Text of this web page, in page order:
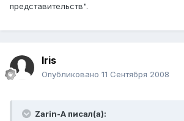
представительств".
Iris
Опубликовано 11 Сентября 2008
Zarin-A писал(а):